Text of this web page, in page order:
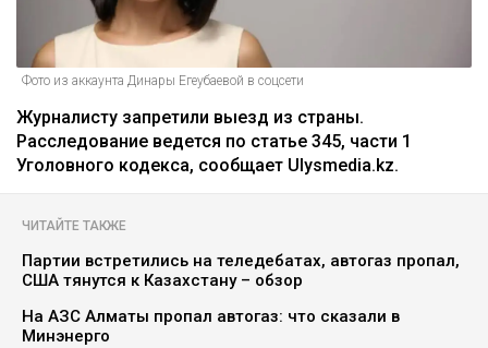
Фото из аккаунта Динары Егеубаевой в соцсети
Журналисту запретили выезд из страны.
Расследование ведется по статье 345, части 1
Уголовного кодекса, сообщает Ulysmedia.kz.
ЧИТАЙТЕ ТАКЖЕ
Партии встретились на теледебатах, автогаз пропал,
США тянутся к Казахстану – обзор
На АЗС Алматы пропал автогаз: что сказали в
Минэнерго